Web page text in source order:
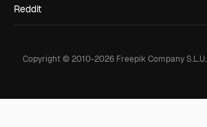
Reddit
Copyright © 2010-2026Freepik Company S.L.U.